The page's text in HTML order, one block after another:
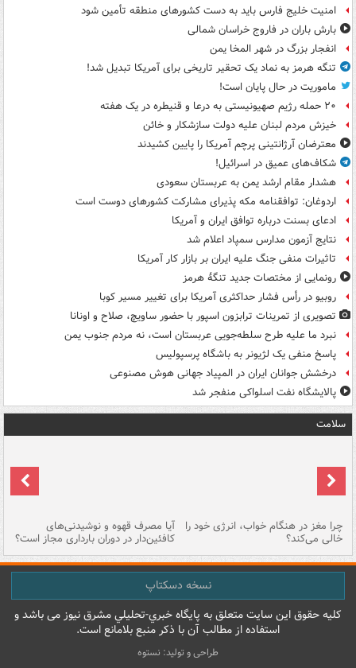
امنیت خلیج فارس باید به دست کشورهای منطقه تأمین شود
بارش باران در فاروج خراسان شمالی
انفجار بزرگ در شهر المخا یمن
تنگه هرمز به نماد یک تحقیر تاریخی برای آمریکا تبدیل شد!
ماموریت در حال پایان است!
۲۰ حمله رژیم صهیونیستی به درعا و قنیطره در یک هفته
خیزش مردم لبنان علیه دولت سازشکار و خائن
معترضان آرژانتینی پرچم آمریکا را پایین کشیدند
شکاف‌های عمیق در اسرائیل!
هشدار مقام ارشد یمن به عربستان سعودی
اردوغان: توافقنامه مکه پذیرای مشارکت کشورهای دوست است
ادعای بسنت درباره توافق ایران و آمریکا
نتایج آزمون مدارس سمپاد اعلام شد
تاثیرات منفی جنگ علیه ایران بر بازار کار آمریکا
رونمایی از مختصات جدید تنگۀ هرمز
روبیو در رأس فشار حداکثری آمریکا برای تغییر مسیر کوبا
تصویری از تمرینات ترابزون اسپور با حضور ساویچ، صلاح و اونانا
نبرد ما علیه طرح سلطه‌جویی عربستان است، نه مردم جنوب یمن
پاسخ منفی یک لژیونر به باشگاه پرسپولیس
درخشش جوانان ایران در المپیاد جهانی هوش مصنوعی
پالایشگاه نفت اسلواکی منفجر شد
سلامت
چرا مغز در هنگام خواب، انرژی خود را
خالی می‌کند؟
آیا مصرف قهوه و نوشیدنی‌های
کافئین‌دار در دوران بارداری مجاز است؟
نسخه دسکتاپ
کليه حقوق اين سايت متعلق به پایگاه خبري-تحليلي مشرق نيوز می باشد و
استفاده از مطالب آن با ذکر منبع بلامانع است.
طراحی و تولید: نستوه